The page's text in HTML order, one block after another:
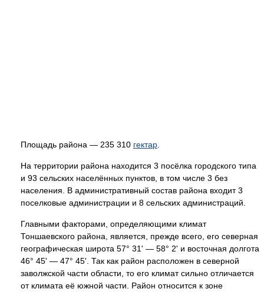
Площадь района — 235 310 гектар
На территории района находится 3 посёлка городского типа
и 93 сельских населённых пунктов, в том числе 3 без
населения. В административный состав района входит 3
поселковые администрации и 8 сельских администраций.
Главными факторами, определяющими климат
Тоншаевского района, является, прежде всего, его северная
географическая широта 57° 31' — 58° 2' и восточная долгота
46° 45' — 47° 45'. Так как район расположен в северной
заволжской части области, то его климат сильно отличается
от климата её южной части. Район относится к зоне